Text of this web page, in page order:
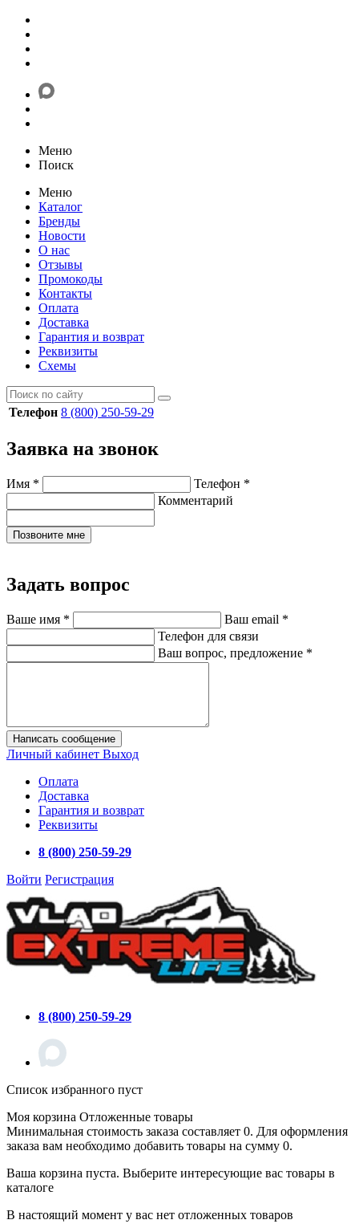
Меню
Поиск
Меню
Каталог
Бренды
Новости
О нас
Отзывы
Промокоды
Контакты
Оплата
Доставка
Гарантия и возврат
Реквизиты
Схемы
Телефон 8 (800) 250-59-29
Заявка на звонок
Имя * Телефон *
Комментарий
Позвоните мне
Задать вопрос
Ваше имя * Ваш email *
Телефон для связи
Ваш вопрос, предложение *
Написать сообщение
Личный кабинет Выход
Оплата
Доставка
Гарантия и возврат
Реквизиты
8 (800) 250-59-29
Войти Регистрация
8 (800) 250-59-29
Список избранного пуст
Моя корзина Отложенные товары
Минимальная стоимость заказа составляет 0. Для оформления
заказа вам необходимо добавить товары на сумму 0.
Ваша корзина пуста. Выберите интересующие вас товары в
каталоге
В настоящий момент у вас нет отложенных товаров